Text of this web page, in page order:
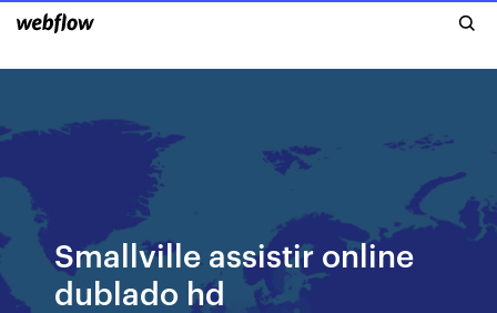
Smallville assistir online
dublado hd